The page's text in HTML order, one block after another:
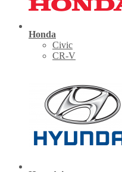
Honda
Civic
CR-V